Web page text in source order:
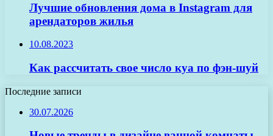
Лучшие обновления дома в Instagram для
арендаторов жилья
10.08.2023
Как рассчитать свое число куа по фэн-шуй
Последние записи
30.07.2026